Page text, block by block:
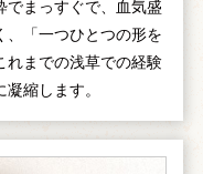
でまっすぐで、血気盛
、「一つひとつの形を
れまでの浅草での経験
縮します。